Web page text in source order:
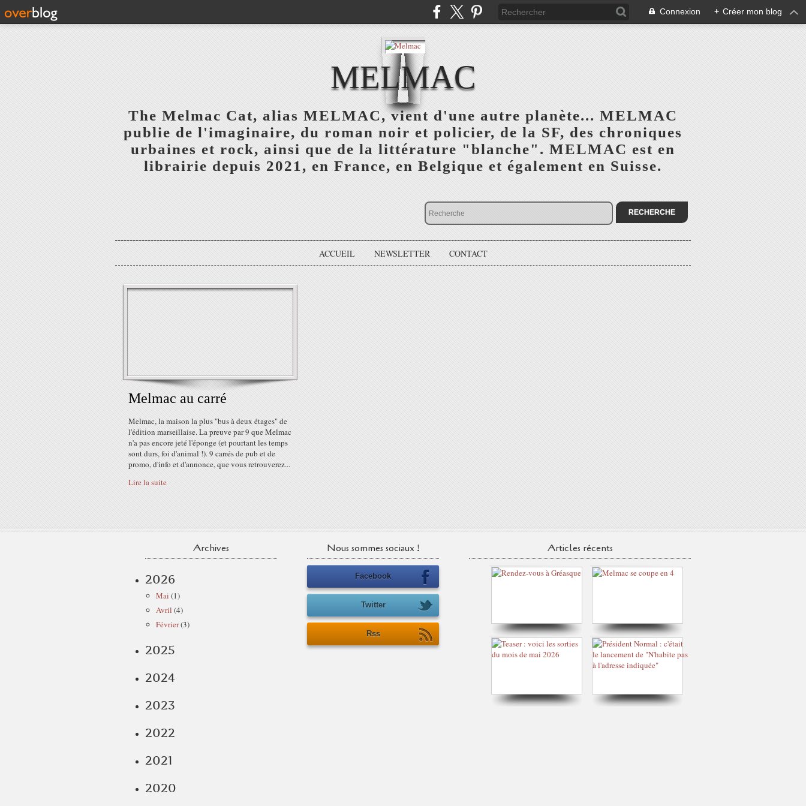
Connexion + Créer mon blog
MELMAC
The Melmac Cat, alias MELMAC, vient d'une autre planète... MELMAC
publie de l'imaginaire, du roman noir et policier, de la SF, des chroniques
urbaines et rock, ainsi que de la littérature "blanche". MELMAC est en
librairie depuis 2021, en France, en Belgique et également en Suisse.
ACCUEIL NEWSLETTER CONTACT
Melmac au carré
Melmac, la maison la plus "bus à deux étages" de
l'édition marseillaise. La preuve par 9 que Melmac
n'a pas encore jeté l'éponge (et pourtant les temps
sont durs, foi d'animal !). 9 carrés de pub et de
promo, d'info et d'annonce, que vous retrouverez...
Lire la suite
Archives
2026
Mai (1)
Avril (4)
Février(3)
2025
2024
2023
2022
2021
2020
Nous sommes sociaux !
Facebook
Twitter
Rss
Articles récents